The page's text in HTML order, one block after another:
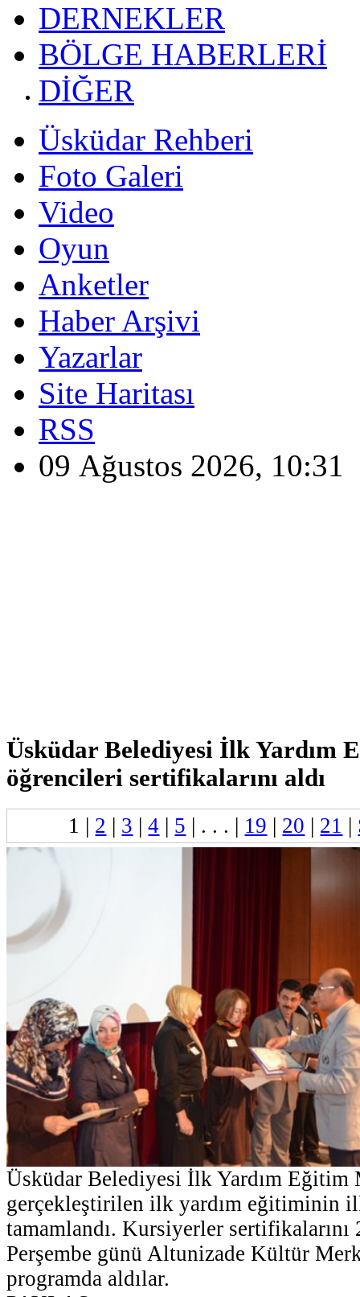
DERNEKLER
BÖLGE HABERLERİ
DİĞER
Üsküdar Rehberi
Foto Galeri
Video
Oyun
Anketler
Haber Arşivi
Yazarlar
Site Haritası
RSS
09 Ağustos 2026, 10:31
Üsküdar Belediyesi İlk Yardım
öğrencileri sertifikalarını aldı
1 | 2 | 3 |4 | 5 | . . . | 19 | 20 | 21 |
Üsküdar Belediyesi İlk Yardım Eğitim
gerçekleştirilen ilk yardım eğitiminin
tamamlandı. Kursiyerler sertifikalarını
Perşembe günü Altunizade Kültür
programda aldılar.